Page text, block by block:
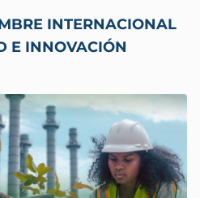
INTERNACIONAL
E INNOVACIÓN